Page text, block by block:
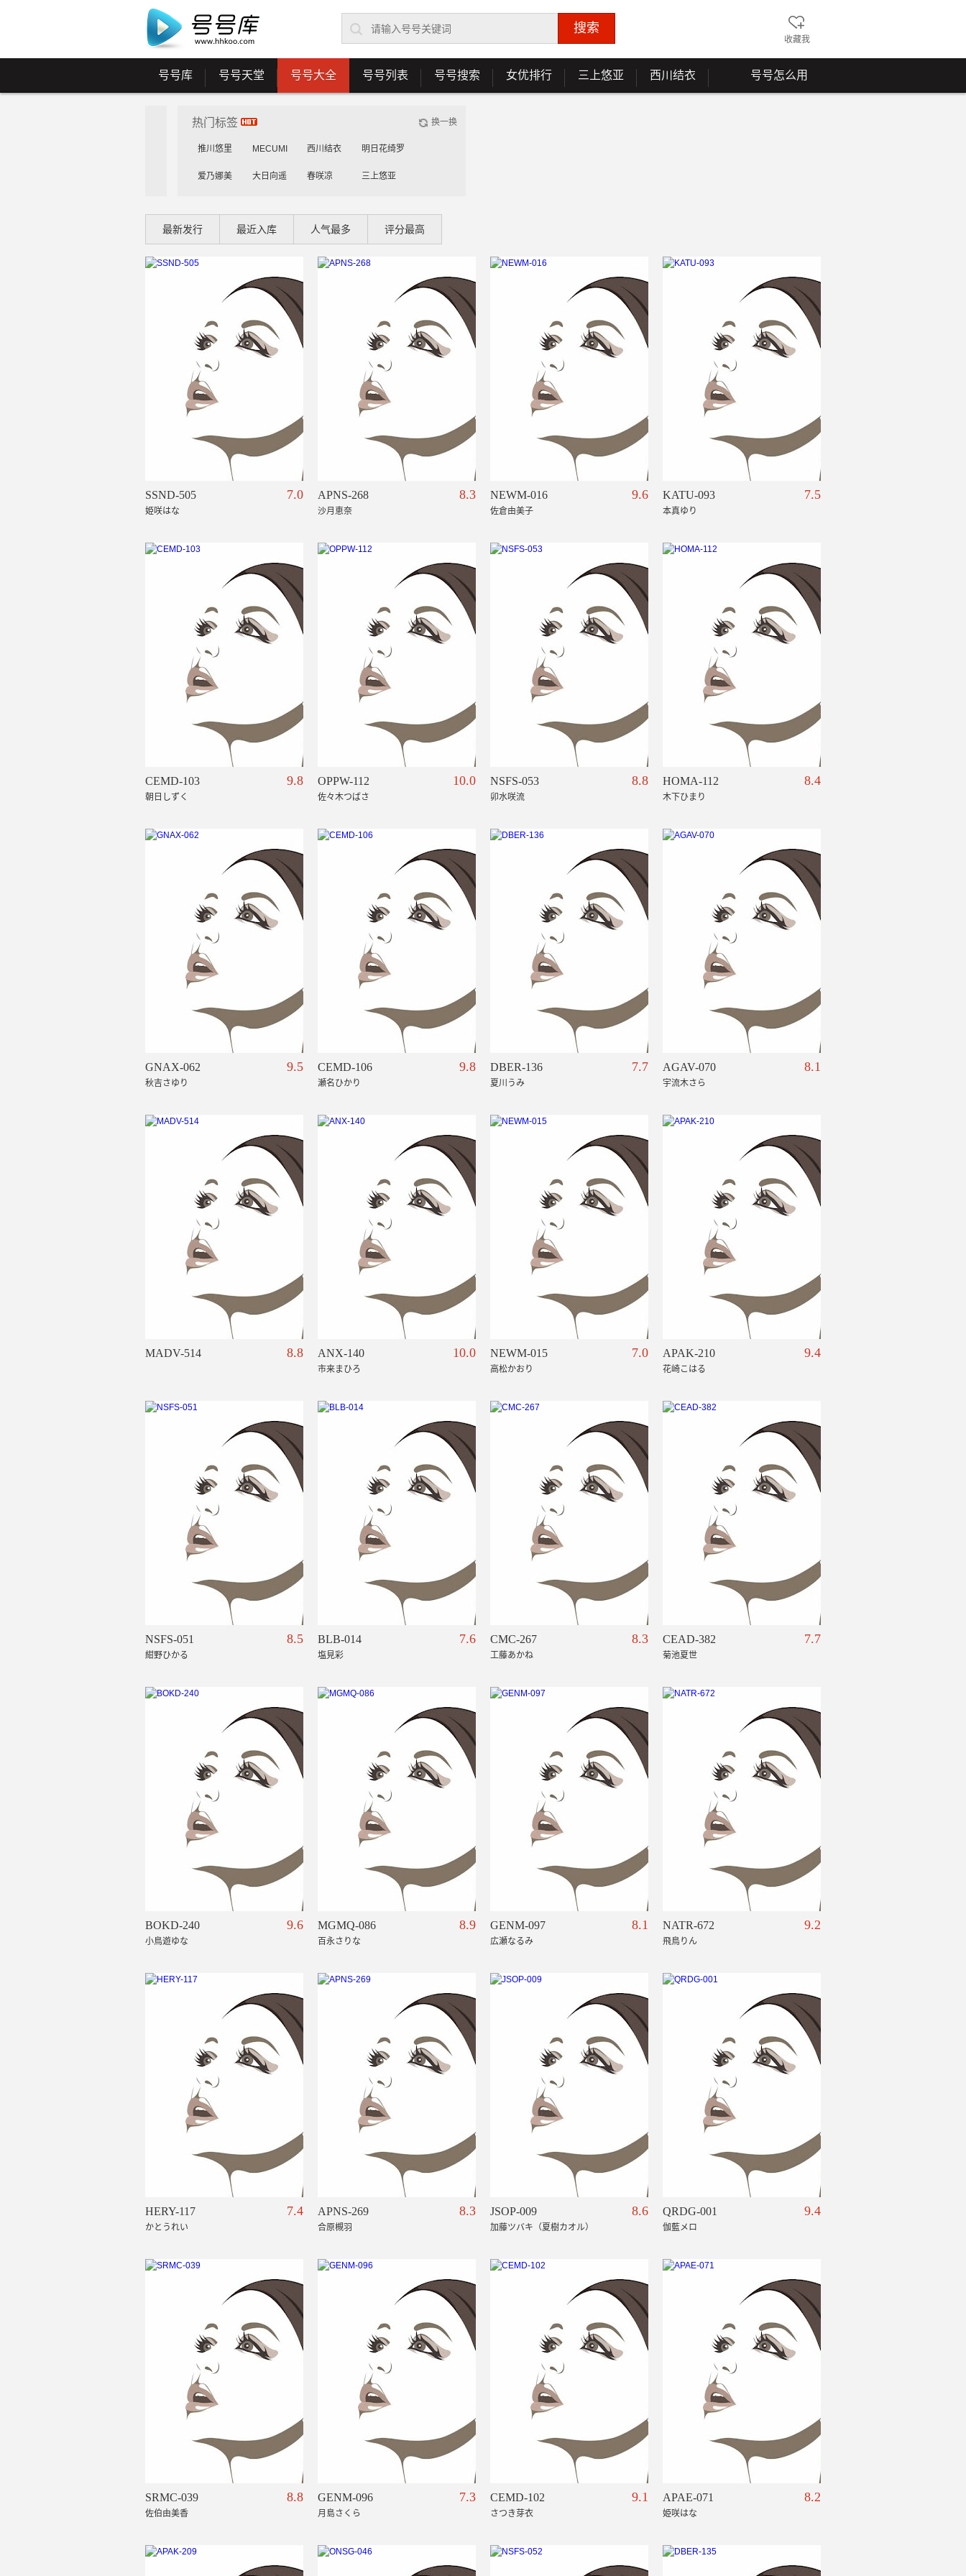
收藏我
号号库 号号天堂 号号大全 号号列表 号号搜索 女优排行 三上悠亚 西川结衣 号号怎么用
热门标签 换一换
推川悠里 MECUMI 西川结衣 明日花绮罗
爱乃娜美 大日向遥 春咲凉 三上悠亚
乳咲杏 森川安娜
最新发行 最近入库 人气最多 评分最高
SSND-505 7.0
姫咲はな
APNS-268 8.3
沙月恵奈
NEWM-016 9.6
佐倉由美子
KATU-093 7.5
本真ゆり
CEMD-103 9.8
朝日しずく
OPPW-112 10.0
佐々木つばさ
NSFS-053 8.8
卯水咲流
HOMA-112 8.4
木下ひまり
GNAX-062 9.5
秋吉さゆり
CEMD-106 9.8
瀬名ひかり
DBER-136 7.7
夏川うみ
AGAV-070 8.1
宇流木さら
MADV-514 8.8 ANX-140 10.0
市来まひろ
NEWM-015 7.0
高松かおり
APAK-210 9.4
花崎こはる
NSFS-051 8.5
紺野ひかる
BLB-014 7.6
塩見彩
CMC-267 8.3
工藤あかね
CEAD-382 7.7
菊池夏世
BOKD-240 9.6
小鳥遊ゆな
MGMQ-086 8.9
百永さりな
GENM-097 8.1
広瀬なるみ
NATR-672 9.2
飛鳥りん
HERY-117 7.4
かとうれい
APNS-269 8.3
合原槻羽
JSOP-009 8.6
加藤ツバキ（夏樹カオル）
QRDG-001 9.4
伽藍メロ
SRMC-039 8.8
佐伯由美香
GENM-096 7.3
月島さくら
CEMD-102 9.1
さつき芽衣
APAE-071 8.2
姫咲はな